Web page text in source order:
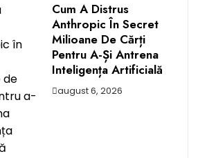
Cum A Distrus
Anthropic În Secret
Milioane De Cărți
Pentru A-Și Antrena
Inteligența Artificială
august 6, 2026